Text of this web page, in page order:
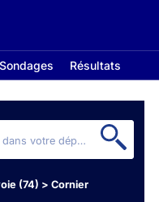
Sondages Résultats
(74) > Cornier